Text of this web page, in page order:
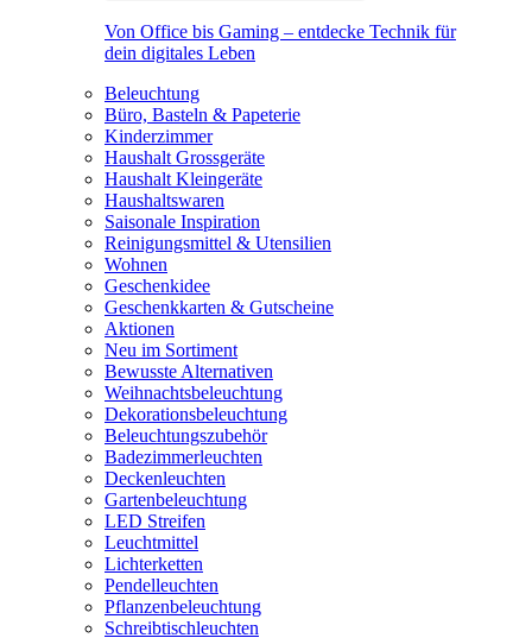
Von Office bis Gaming – entdecke Technik für
dein digitales Leben
Beleuchtung
Büro, Basteln & Papeterie
Kinderzimmer
Haushalt Grossgeräte
Haushalt Kleingeräte
Haushaltswaren
Saisonale Inspiration
Reinigungsmittel & Utensilien
Wohnen
Geschenkidee
Geschenkkarten & Gutscheine
Aktionen
Neu im Sortiment
Bewusste Alternativen
Weihnachtsbeleuchtung
Dekorationsbeleuchtung
Beleuchtungszubehör
Badezimmerleuchten
Deckenleuchten
Gartenbeleuchtung
LED Streifen
Leuchtmittel
Lichterketten
Pendelleuchten
Pflanzenbeleuchtung
Schreibtischleuchten